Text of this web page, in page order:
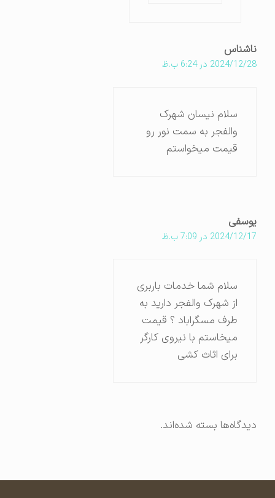
ناشناس
2024/12/28 در 6:24 ب.ظ
سلام نیسان شهرک
والفجر به سمت نور رو
قیمت میخواستم
یوسفی
2024/12/17 در 7:09 ب.ظ
سلام شما خدمات باربری
از شهرک والفجر دارید به
طرف مسگراباد ؟‌ قیمت
میخاستم با نیروی کارگر
برای اثاث کشی
دیدگاه‌ها بسته شده‌اند.